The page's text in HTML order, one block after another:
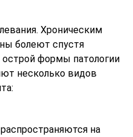
Хроническим
болеют спустя
острой формы патологии
несколько видов
на